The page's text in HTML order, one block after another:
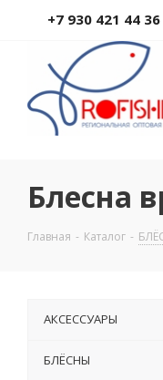
+7 930 421 44 36
Блесна
Главная - Каталог -
АКСЕССУАРЫ
БЛЁСНЫ